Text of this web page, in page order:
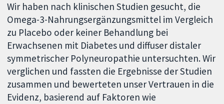
Wir haben nach klinischen Studien gesucht, die
Omega-3-Nahrungsergänzungsmittel im Vergleich
zu Placebo oder keiner Behandlung bei
Erwachsenen mit Diabetes und diffuser distaler
symmetrischer Polyneuropathie untersuchten. Wir
verglichen und fassten die Ergebnisse der Studien
zusammen und bewerteten unser Vertrauen in die
Evidenz, basierend auf Faktoren wie